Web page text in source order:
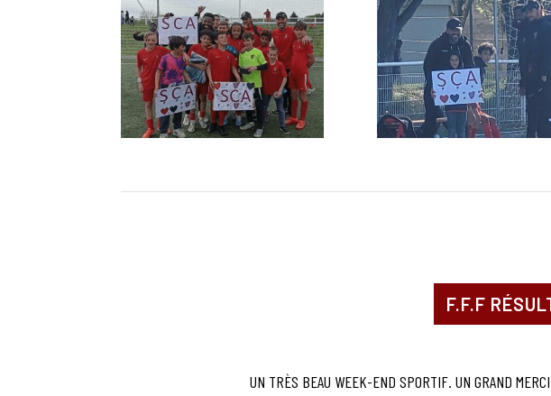
F.F.F
UN TRÈS BEAU WEEK-END SPORTIF. UN GRAND